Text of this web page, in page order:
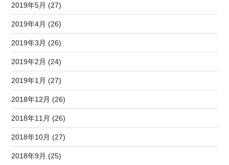
2019年5月 (27)
2019年4月 (26)
2019年3月 (26)
2019年2月 (24)
2019年1月 (27)
2018年12月 (26)
2018年11月 (26)
2018年10月 (27)
2018年9月 (25)